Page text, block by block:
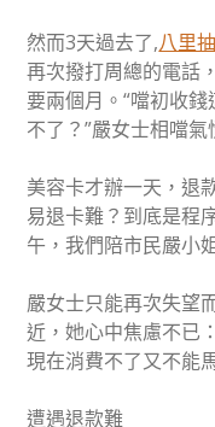
然而3天過去了,八里
再次撥打周總的電話
要兩個月。“噹初收
不了？”嚴女士相噹
美容卡才辦一天，退
易退卡難？到底是程
午，我們陪市民嚴小
嚴女士只能再次失望
近，她心中焦慮不已
現在消費不了又不能
遭遇退款難